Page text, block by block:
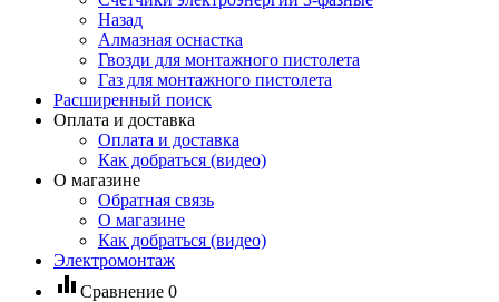
Назад
Алмазная оснастка
Гвозди для монтажного пистолета
Газ для монтажного пистолета
Расширенный поиск
Оплата и доставка
Оплата и доставка
Как добраться (видео)
О магазине
Обратная связь
О магазине
Как добраться (видео)
Электромонтаж
equalizer Сравнение 0